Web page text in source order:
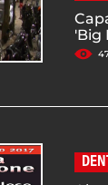
'Big